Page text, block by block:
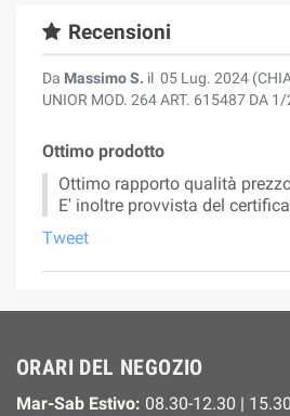
Recensioni
Da Massimo S. il 05 Lug. 2024 (
UNIOR MOD. 264 ART. 615487 DA 1/
Ottimo prodotto
Ottimo rapporto qualità
E' inoltre provvista del
Tweet
ORARI DEL NEGOZIO
Mar-Sab Estivo: 08.30-12.30 |